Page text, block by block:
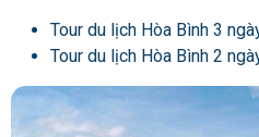
Tour du lịch Hòa Bình 3
Tour du lịch Hòa Bình 2